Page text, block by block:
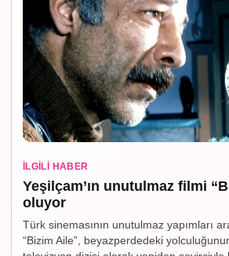
İLGILI HABER
Yeşilçam’ın unutulmaz filmi
oluyor
Türk sinemasının unutulmaz yapımları
“Bizim Aile”, beyazperdedeki